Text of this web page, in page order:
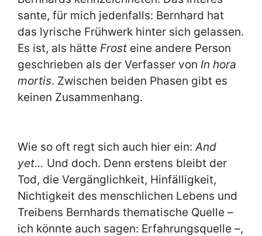
san­te, für mich je­den­falls: Bern­hard hat
das ly­ri­sche Früh­werk hin­ter sich ge­las­sen.
Es ist, als hät­te Frost ei­ne an­de­re Per­son
ge­schrie­ben als der Ver­fas­ser von In ho­ra
mor­tis. Zwi­schen bei­den Pha­sen gibt es
kei­nen Zu­sam­men­hang.
Wie so oft regt sich auch hier ein:And
yet… Und doch. Denn er­stens bleibt der
Tod, die Ver­gäng­lich­keit, Hin­fäl­lig­keit,
Nich­tig­keit des mensch­li­chen Le­bens und
Trei­bens Bern­hards the­ma­ti­sche Quel­le –
ich könn­te auch sa­gen: Er­fah­rungs­quel­le –,